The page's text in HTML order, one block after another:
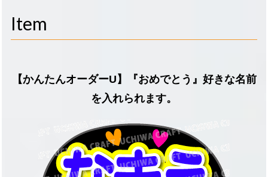
Item
【かんたんオーダーU】『おめでとう』好きな名前
を入れられます。